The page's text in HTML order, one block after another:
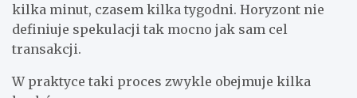
kilka minut, czasem kilka tygodni. Horyzont nie
definiuje spekulacji tak mocno jak sam cel
transakcji.
W praktyce taki proces zwykle obejmuje kilka